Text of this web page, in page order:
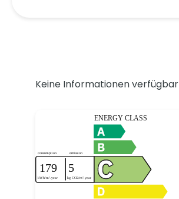
Keine Informationen verfügbar